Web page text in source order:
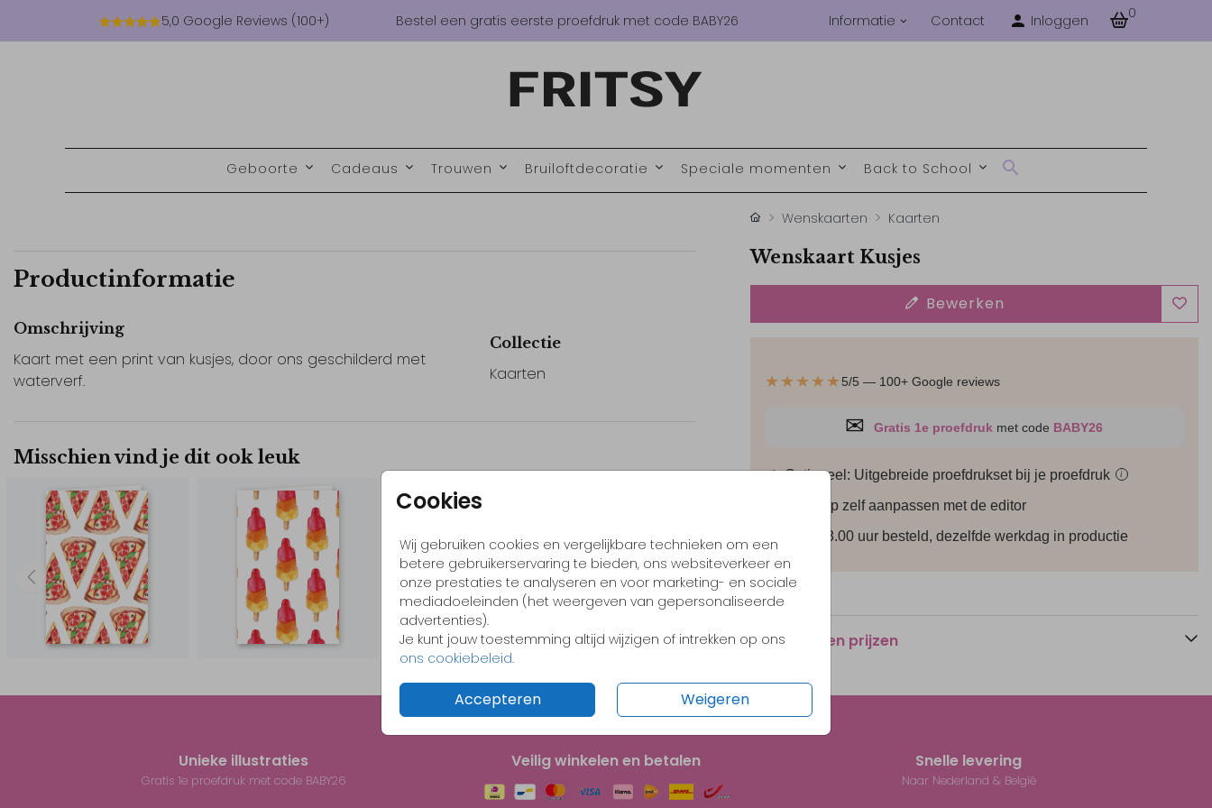
5,0 Google Reviews (100+) Bestel een gratis eerste proefdruk met code BABY26 Informatie Contact Inloggen 0
Geboorte Cadeaus Trouwen Bruiloftdecoratie Speciale momenten Back to School
Cookies
Wij gebruiken cookies en vergelijkbare technieken om een
betere gebruikerservaring te bieden, ons websiteverkeer en
onze prestaties te analyseren en voor marketing- en sociale
mediadoeleinden (het weergeven van gepersonaliseerde
advertenties).
Je kunt jouw toestemming altijd wijzigen of intrekken op ons
ons cookiebeleid.
Accepteren Weigeren
Productinformatie
Omschrijving
Kaart met een print van kusjes, door ons geschilderd met
waterverf.
Collectie
Kaarten
Misschien vind je dit ook leuk
Wenskaarten Kaarten
Wenskaart Kusjes
Bewerken
★★★★★5/5 — 100+ Google reviews
✉ Gratis 1e proefdruk met code BABY26
✓ Optioneel: Uitgebreide proefdrukset bij je proefdruk i
Ontwerp zelf aanpassen met de editor
Voor 18.00 uur besteld, dezelfde werkdag in productie
Formaten en prijzen
Unieke illustraties
Gratis 1e proefdruk met code BABY26
Veilig winkelen en betalen Snelle levering
Naar Nederland & België